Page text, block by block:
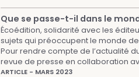
Que se passe-t-il dans le
Écoédition, solidarité avec les
sujets qui préoccupent le monde
Pour rendre compte de l’actualité
revue de presse en collaboration
ARTICLE - MARS 2023